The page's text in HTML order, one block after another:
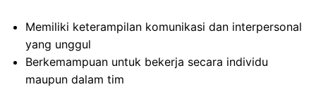
Memiliki keterampilan komunikasi dan interpersonal
yang unggul
Berkemampuan untuk bekerja secara individu
maupun dalam tim